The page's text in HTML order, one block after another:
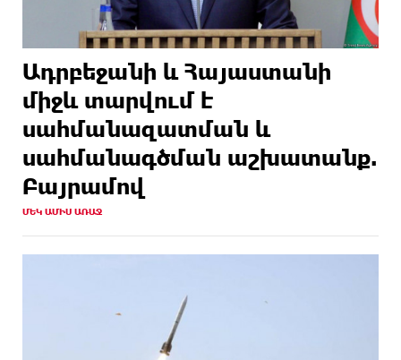
Ադրբեջանի և Հայաստանի
միջև տարվում է
սահմանազատման և
սահմանագծման աշխատանք.
Բայրամով
ՄԵԿ ԱՄԻՍ ԱՌԱՋ